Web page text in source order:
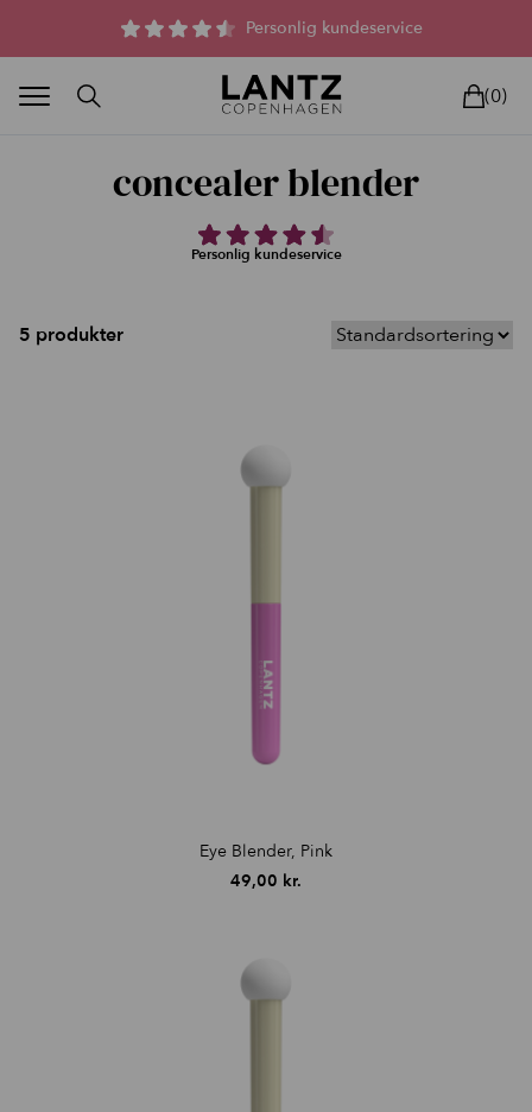
Personlig kundeservice
Parfumefri dansk hudpleje, og lysterapi til huden
(0)
concealer blender
Personlig kundeservice
5 produkter
Eye Blender, Pink
49,00 kr.